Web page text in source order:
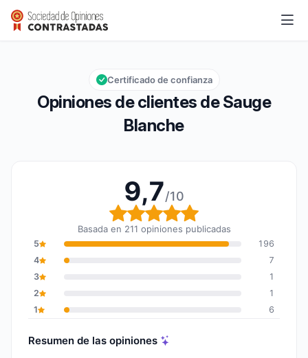
Sauge Blanche
Calificación global: 9,7 de 10
9,7/10
Opiniones de clientes de Sauge
Blanche
Certificado de confianza
9,7/10
Calificación global: 9,7
Basada en 211 opiniones publicadas
5
196
4
7
3
1
2
1
1
6
Resumen de las opiniones